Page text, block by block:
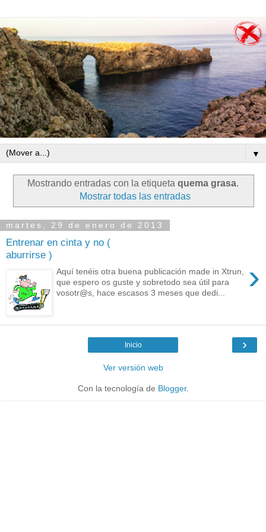
▼
Mostrando entradas con la etiqueta quema grasa.
Mostrar todas las entradas
martes, 29 de enero de 2013
Entrenar en cinta y no (
aburrirse )
›
Aquí tenéis otra buena publicación made in Xtrun,
que espero os guste y sobretodo sea útil para
vosotr@s, hace escasos 3 meses que dedi...
›
Inicio
Ver versión web
Con la tecnología de Blogger.